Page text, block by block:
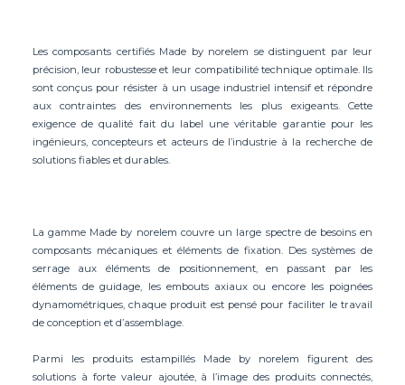
Les composants certifiés Made by norelem se distinguent par leur
précision, leur robustesse et leur compatibilité technique optimale. Ils
sont conçus pour résister à un usage industriel intensif et répondre
aux contraintes des environnements les plus exigeants. Cette
exigence de qualité fait du label une véritable garantie pour les
ingénieurs, concepteurs et acteurs de l’industrie à la recherche de
solutions fiables et durables.
La gamme Made by norelem couvre un large spectre de besoins en
composants mécaniques et éléments de fixation. Des systèmes de
serrage aux éléments de positionnement, en passant par les
éléments de guidage, les embouts axiaux ou encore les poignées
dynamométriques, chaque produit est pensé pour faciliter le travail
de conception et d’assemblage.
Parmi les produits estampillés Made by norelem figurent des
solutions à forte valeur ajoutée, à l’image des produits connectés,